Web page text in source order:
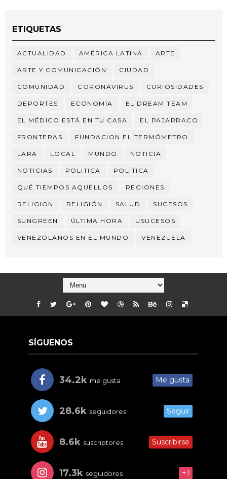
ETIQUETAS
ACTUALIDAD AMÉRICA LATINA ARTE
ARTE Y COMUNICACIÓN CIUDAD
COMUNIDAD CORONAVIRUS CURIOSIDADES
DEPORTES ECONOMÍA EL DREAM TEAM
EL MÉDICO ESTÁ EN TU CASA EL PAJARRACO
FRONTERAS FUNDACION EL TERMÓMETRO
LARA LOCAL MUNDO NOTICIA
NOTICIAS POLITICA POLÍTICA
QUÉ TIEMPOS AQUELLOS REGIONES
RELIGION RELIGIÓN SALUD SUCESOS
SUNGREEN ÚLTIMA HORA USUCESOS
VENEZOLANOS EN EL MUNDO VENEZUELA
SÍGUENOS
34.2k me gusta Me gusta
28.6k seguidores Seguir
8.6k suscriptores Suscribirse
17.3k seguidores +1